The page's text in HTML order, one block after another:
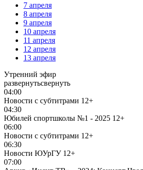
7 апреля
8 апреля
9 апреля
10 апреля
11 апреля
12 апреля
13 апреля
Утренний эфир
развернутьсвернуть
04:00
Новости с субтитрами 12+
04:30
Юбилей спортшколы №1 - 2025 12+
06:00
Новости с субтитрами 12+
06:30
Новости ЮУрГУ 12+
07:00